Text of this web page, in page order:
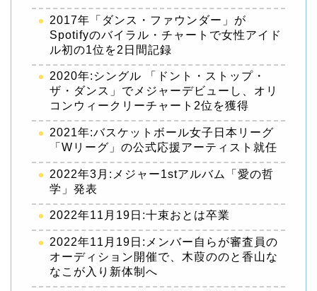
2017年「ダンス・ファウンダー」が
Spotifyのバイラル・チャートで女性アイド
ル初の1位を2日間記録
2020年:シングル 「ドント・ストップ・
ザ・ダンス」でメジャーデビューし、オリ
コンウィークリーチャート2位を獲得
2021年:バスケットボール女子日本リーグ
「Wリーグ」の公式応援アーティスト就任
2022年3月:メジャー1stアルバム「愛の哲
学」発表
2022年11月19日:十束おとは卒業
2022年11月19日:メンバー自らが審査員の
オーディション開催で、木葭ののと香山な
なこが入り新体制へ